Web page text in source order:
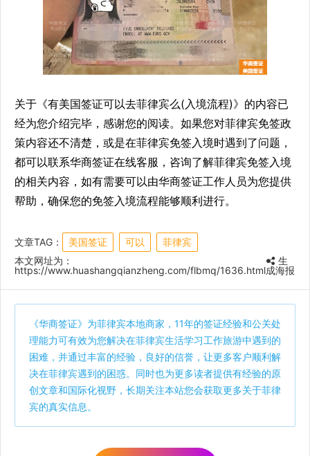
关于《有美国签证可以去菲律宾么(入境流程)》的内容已
经为您介绍完毕，感谢您的阅读。如果您对菲律宾免签政
策内容还不清楚，或是在菲律宾免签入境时遇到了问题，
都可以联系华商签证在线客服，咨询了解菲律宾免签入境
的相关内容，如有需要可以由华商签证工作人员为您提供
帮助，确保您的免签入境流程能够顺利进行。
文章TAG： 美国签证 可以
菲律宾
本文网址为：
https://www.huashangqianzheng.com/flbmq/1636.html
生
成海报
《华商签证》为菲律宾本地商家，11年的签证经验和公关处
理能力可有效为您解决在菲律宾生活学习工作旅游中遇到的
困难，并通过丰富的经验，良好的信誉，让更多客户顺利解
决在菲律宾遇到的困惑。同时也为更多读者提供有经验的原
创文章和国际化视野，长期关注本站您会获取更多关于菲律
宾的真实信息。